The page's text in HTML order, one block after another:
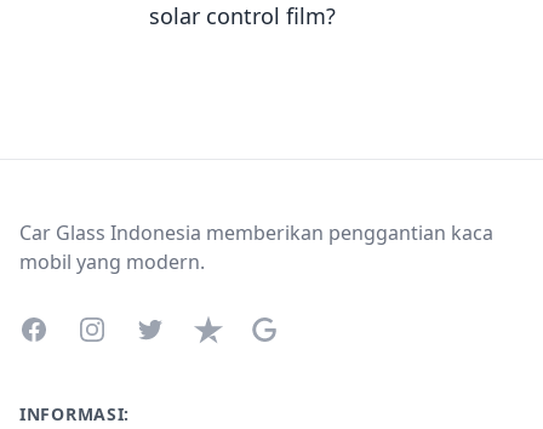
solar control film?
Car Glass Indonesia memberikan penggantian kaca
mobil yang modern.
FacebookInstagramTwitterTrustpilotGoogle Business Profile
INFORMASI: